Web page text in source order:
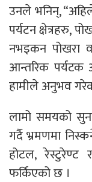
उनले भनिन्,
पर्यटन क्षेत्रहरु,
नभइकन पोखरा
आन्तरिक
हामीले अनुभव
लामो समयको
गर्दै भ्रमणमा
होटल, रेस्टुरेण्ट
फर्किएको छ ।